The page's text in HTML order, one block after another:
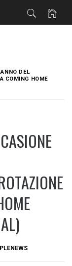
DEL
COMING HOME